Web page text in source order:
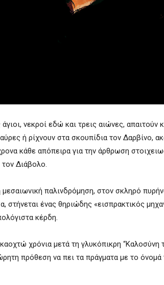
νεκροί εδώ και τρεις αιώνες, απαιτούν
ή ρίχνουν στα σκουπίδια τον Δαρβίνο,
κάθε απόπειρα για την άρθρωση
Διάβολο.
παλινδρόμηση, στον σκληρό
στήνεται ένας θηριώδης «εισπρακτικός
κέρδη.
χρόνια μετά τη γλυκόπικρη
πρόθεση να πει τα πράγματα με το όνομά